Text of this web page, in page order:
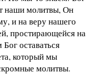
наши молитвы, Он
и на веру нашего
простирающейся на
оставаться
который мы
молитвы.